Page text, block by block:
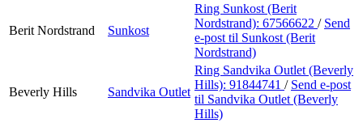
Berit Nordstrand Sunkost
Ring Sunkost (Berit
Nordstrand): 67566622 / Send
e-post til Sunkost (Berit
Nordstrand)
Beverly Hills Sandvika Outlet
Ring Sandvika Outlet (Beverly
Hills): 91844741 / Send e-post
til Sandvika Outlet (Beverly
Hills)